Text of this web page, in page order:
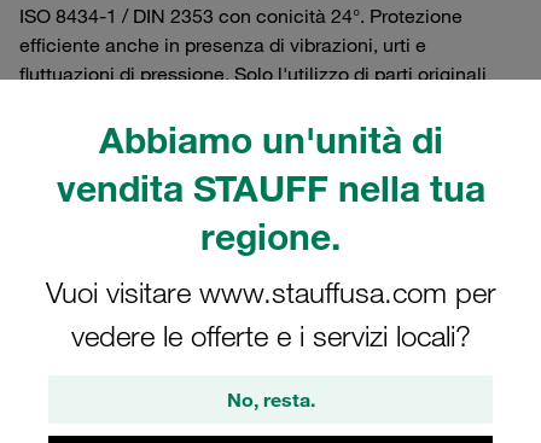
Abbiamo un'unità di
vendita STAUFF nella tua
regione.
Vuoi visitare www.stauffusa.com per
vedere le offerte e i servizi locali?
No, resta.
ISO 8434-1 / DIN 2353 con conicità 24°. Protezione
efficiente anche in presenza di vibrazioni, urti e
fluttuazioni di pressione. Solo l'utilizzo di parti originali
strappo dei raccordi completi per pressioni nominali fino a
630 bar e rende il sistema di raccordi adatto a
sollecitazioni estreme.